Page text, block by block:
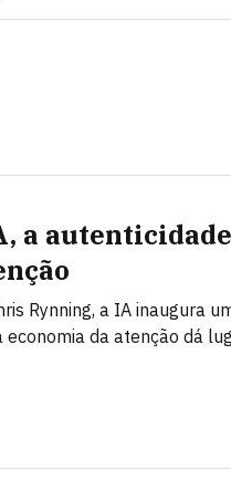
a
Rynning, a IA inaugura
economia da atenção dá